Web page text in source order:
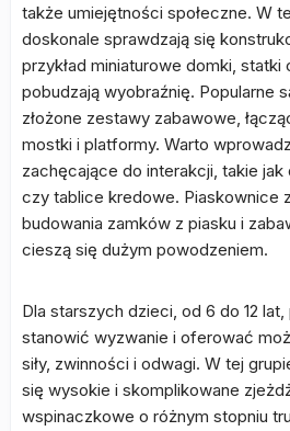
także umiejętności społeczne. W
doskonale sprawdzają się
przykład miniaturowe domki, statki
pobudzają wyobraźnię. Popularne
złożone zestawy zabawowe,
mostki i platformy. Warto
zachęcające do interakcji, takie
czy tablice kredowe. Piaskownice
budowania zamków z piasku i
cieszą się dużym powodzeniem.
Dla starszych dzieci, od 6 do 12
stanowić wyzwanie i oferować
siły, zwinności i odwagi. W tej
się wysokie i skomplikowane
wspinaczkowe o różnym stopniu